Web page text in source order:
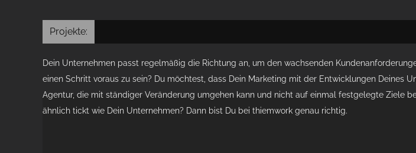
Projekte:
Dein Unternehmen passt regelmäßig die Richtung an, um den wachsenden
einen Schritt voraus zu sein? Du möchtest, dass Dein Marketing mit der Entwicklungen Deines
Agentur, die mit ständiger Veränderung umgehen kann und nicht auf einmal festgelegte Ziele
ähnlich tickt wie Dein Unternehmen? Dann bist Du bei thiemwork genau richtig.